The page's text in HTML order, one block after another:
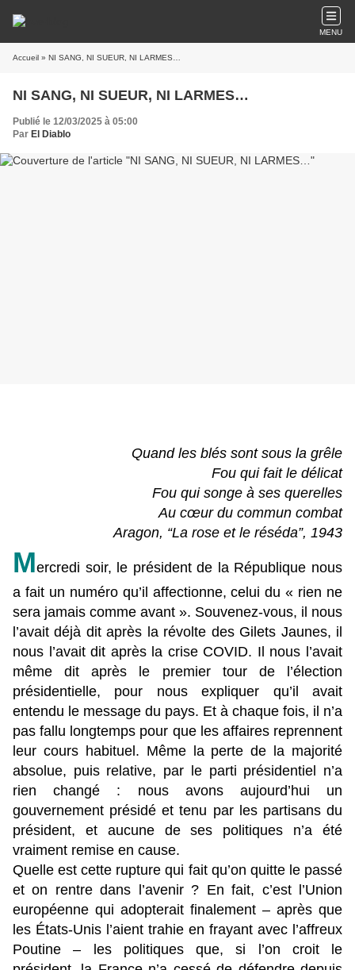
MENU
Accueil » NI SANG, NI SUEUR, NI LARMES…
NI SANG, NI SUEUR, NI LARMES…
Publié le 12/03/2025 à 05:00
Par El Diablo
Quand les blés sont sous la grêle
Fou qui fait le délicat
Fou qui songe à ses querelles
Au cœur du commun combat
Aragon, “La rose et le réséda”, 1943
Mercredi soir, le président de la République nous
a fait un numéro qu’il affectionne, celui du « rien ne
sera jamais comme avant ». Souvenez-vous, il nous
l’avait déjà dit après la révolte des Gilets Jaunes, il
nous l’avait dit après la crise COVID. Il nous l’avait
même dit après le premier tour de l’élection
présidentielle, pour nous expliquer qu’il avait
entendu le message du pays. Et à chaque fois, il n’a
pas fallu longtemps pour que les affaires reprennent
leur cours habituel. Même la perte de la majorité
absolue, puis relative, par le parti présidentiel n’a
rien changé : nous avons aujourd’hui un
gouvernement présidé et tenu par les partisans du
président, et aucune de ses politiques n’a été
vraiment remise en cause.
Quelle est cette rupture qui fait qu’on quitte le passé
et on rentre dans l’avenir ? En fait, c’est l’Union
européenne qui adopterait finalement – après que
les États-Unis l’aient trahie en frayant avec l’affreux
Poutine – les politiques que, si l’on croit le